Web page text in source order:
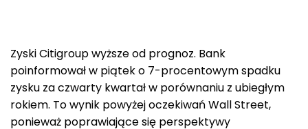
Zyski Citigroup wyższe od prognoz. Bank
poinformował w piątek o 7-procentowym spadku
zysku za czwarty kwartał w porównaniu z ubiegłym
rokiem. To wynik powyżej oczekiwań Wall Street,
ponieważ poprawiające się perspektywy